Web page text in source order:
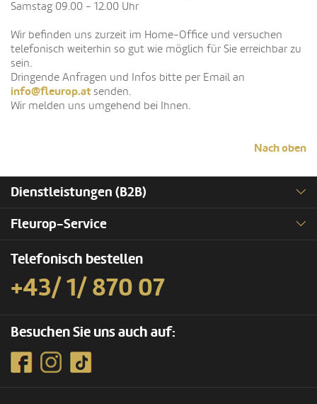
Samstag 09.00 - 12.00 Uhr
Wir befinden uns zurzeit im Home-Office und versuchen
telefonisch weiterhin so gut wie möglich für Sie erreichbar zu
sein.
Dringende Anfragen und Infos bitte per Email an
info@fleurop.atsenden.
Wir melden uns umgehend bei Ihnen.
Nach oben
Dienstleistungen (B2B)
Fleurop-Service
Telefonisch bestellen
+43/ 1/ 870 07
Besuchen Sie uns auch auf: